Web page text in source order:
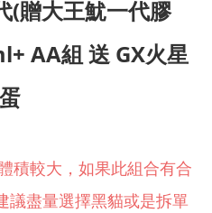
(贈大王魷一代膠
AA組 送 GX火星
蛋
積較大，如果此組合有合
議盡量選擇黑貓或是拆單